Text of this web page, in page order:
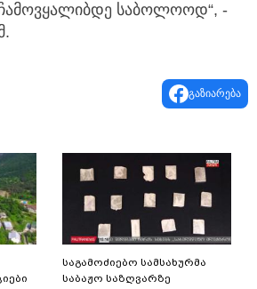
საბოლოოდ“, -
გაზიარება
საგამოძიებო სამსახურმა
საბაჟო საზღვარზე